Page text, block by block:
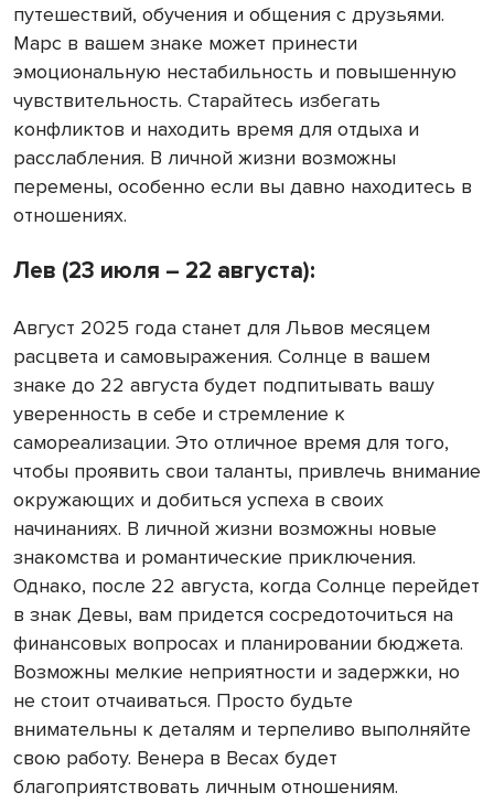
путешествий, обучения и общения с друзьями.
Марс в вашем знаке может принести
эмоциональную нестабильность и повышенную
чувствительность. Старайтесь избегать
конфликтов и находить время для отдыха и
расслабления. В личной жизни возможны
перемены, особенно если вы давно находитесь в
отношениях.
Лев (23 июля – 22 августа):
Август 2025 года станет для Львов месяцем
расцвета и самовыражения. Солнце в вашем
знаке до 22 августа будет подпитывать вашу
уверенность в себе и стремление к
самореализации. Это отличное время для того,
чтобы проявить свои таланты, привлечь внимание
окружающих и добиться успеха в своих
начинаниях. В личной жизни возможны новые
знакомства и романтические приключения.
Однако, после 22 августа, когда Солнце перейдет
в знак Девы, вам придется сосредоточиться на
финансовых вопросах и планировании бюджета.
Возможны мелкие неприятности и задержки, но
не стоит отчаиваться. Просто будьте
внимательны к деталям и терпеливо выполняйте
свою работу. Венера в Весах будет
благоприятствовать личным отношениям.